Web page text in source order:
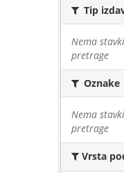
Tip
Nema
pretrage
Oznake
Nema
pretrage
Vrsta